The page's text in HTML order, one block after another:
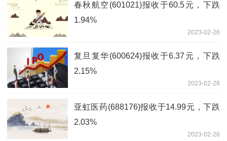
春秋航空(601021)报收于60.5元，下跌
1.94%
2023-02-26
复旦复华(600624)报收于6.37元，下跌
2.15%
2023-02-26
亚虹医药(688176)报收于14.99元，下跌
2.03%
2023-02-26